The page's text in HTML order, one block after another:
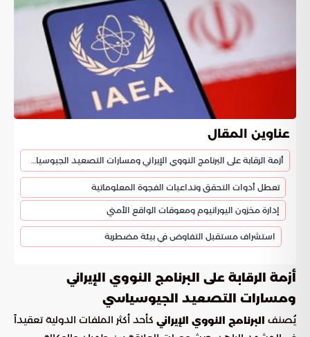
عناوين المقال
أزمة الرقابة على البرنامج النووي الإيراني ومسارات التصعيد الجيوسياسي
تعطل أدوات التحقق وتداعيات الفجوة المعلوماتية
إدارة مخزون اليورانيوم ومعوقات الواقع الأمني
استشراف مستقبل التفاوض في بيئة مضطربة
أزمة الرقابة على البرنامج النووي الإيراني
ومسارات التصعيد الجيوسياسي
يُصنف البرنامج النووي الإيراني كأحد أكثر الملفات الدولية تعقيداً